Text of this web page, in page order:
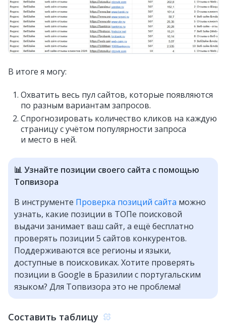
В итоге я могу:
Охватить весь пул сайтов, которые появляются
по разным вариантам запросов.
Спрогнозировать количество кликов на каждую
страницу с учётом популярности запроса
и место в ней.
📊 Узнайте позиции своего сайта с помощью
Топвизора
В инструменте Проверка позиций сайта можно
узнать, какие позиции в ТОПе поисковой
выдачи занимает ваш сайт, а ещё бесплатно
проверять позиции 5 сайтов конкурентов.
Поддерживаются все регионы и языки,
доступные в поисковиках. Хотите проверять
позиции в Google в Бразилии с португальским
языком? Для Топвизора это не проблема!
Составить таблицу